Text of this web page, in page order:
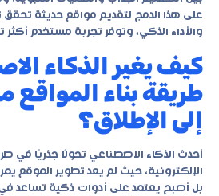
على هذا الدمج لتقديم مواقع حديثة تحقق
والأداء الذكي، وتوفر تجربة مستخدم أكثر
كيف يغير الذكاء
طريقة بناء المواقع
إلى الإطلاق؟
أحدث الذكاء الاصطناعي تحولًا جذريًا في
الإلكترونية، حيث لم يعد تطوير الموقع
بل أصبح يعتمد على أدوات ذكية تساعد